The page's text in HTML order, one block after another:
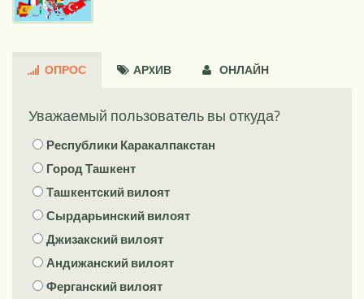
ОПРОС АРXИВ ОНЛАЙН
Уважаемый пользователь вы откуда?
Республики Каракалпакстан
Город Ташкент
Ташкентский вилоят
Сырдарьинский вилоят
Джизакский вилоят
Андижанский вилоят
Ферганский вилоят